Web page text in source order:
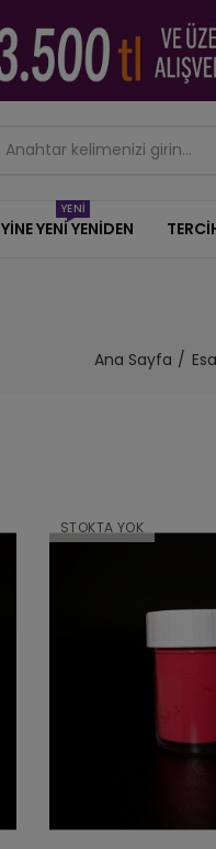
YİNE YENİ YENİDEN
YENİ
Ana Sayfa
STOKTA YOK